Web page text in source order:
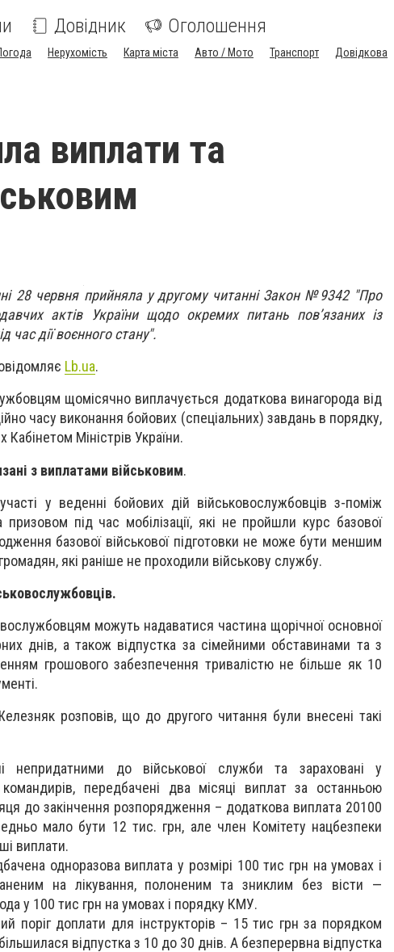
Довідник Оголошення
Нерухомість Карта міста Авто / Мото Транспорт Довідкова
виплати та
28 червня прийняла у другому читанні Закон №9342 "Про
актів України щодо окремих питань пов’язаних із
час дії воєнного стану".
Lb.ua.
щомісячно виплачується додаткова винагорода від
часу виконання бойових (спеціальних) завдань в порядку,
Міністрів України.
з виплатами військовим.
у веденні бойових дій військовослужбовців з-поміж
під час мобілізації, які не пройшли курс базової
базової військової підготовки не може бути меншим
які раніше не проходили військову службу.
можуть надаватися частина щорічної основної
днів, а також відпустка за сімейними обставинами та з
грошового забезпечення тривалістю не більше як 10
розповів, що до другого читання були внесені такі
непридатними до військової служби та зараховані у
передбачені два місяці виплат за останньою
до закінчення розпорядження – додаткова виплата 20100
мало бути 12 тис. грн, але член Комітету нацбезпеки
виплати.
одноразова виплата у розмірі 100 тис грн на умовах і
на лікування, полоненим та зниклим без вісти —
у 100 тис грн на умовах і порядку КМУ.
поріг доплати для інструкторів – 15 тис грн за порядком
відпустка з 10 до 30 днів. А безперервна відпустка